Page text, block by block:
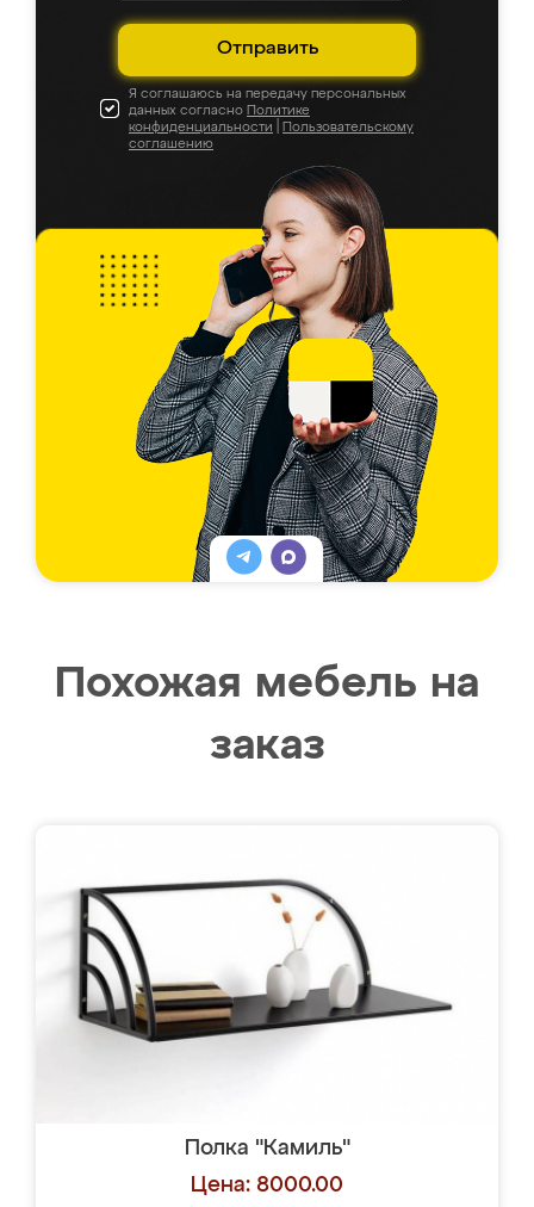
Отправить
Я соглашаюсь на передачу персональных
данных согласно Политике
конфиденциальности
Пользовательскому
соглашению
Похожая мебель на
заказ
Полка "Камиль"
Цена: 8000.00